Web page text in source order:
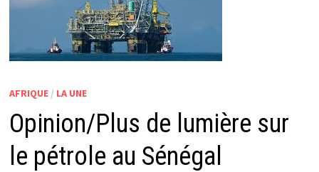
AFRIQUE/ LA UNE
Opinion/Plus de lumière sur
le pétrole au Sénégal